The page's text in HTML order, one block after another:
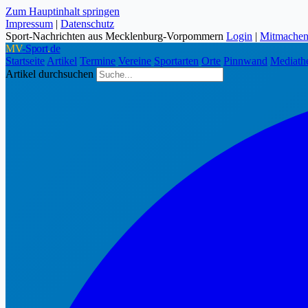
Zum Hauptinhalt springen
Impressum | Datenschutz
Sport-Nachrichten aus Mecklenburg-Vorpommern Login | Mitmachen
MV-Sport.de
Startseite Artikel Termine Vereine Sportarten Orte Pinnwand
Artikel durchsuchen